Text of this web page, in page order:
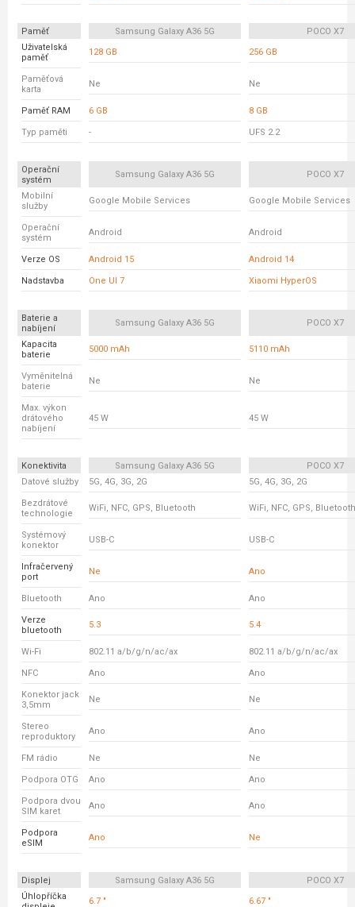
Paměť Samsung Galaxy A36 5G
POCO X7
Uživatelská
paměť
128 GB 256 GB
Paměťová
karta
Ne Ne
Paměť RAM 6 GB 8 GB
Typ paměti - UFS 2.2
Operační
systém
Samsung Galaxy A36 5G POCO X7
Mobilní
služby
Google Mobile Services Google Mobile Services
Operační
systém
Android Android
Verze OS Android 15 Android 14
Nadstavba One UI 7 Xiaomi HyperOS
Baterie a
nabíjení
Samsung Galaxy A36 5G POCO X7
Kapacita
baterie
5000 mAh 5110 mAh
Vyměnitelná
baterie
Ne Ne
Max. výkon
drátového
nabíjení
45 W 45 W
Konektivita Samsung Galaxy A36 5G
POCO X7
Datové služby
5G, 4G, 3G, 2G 5G, 4G, 3G, 2G
Bezdrátové
technologie
WiFi, NFC, GPS, Bluetooth WiFi, NFC, GPS, Bluetooth
Systémový
konektor
USB-C USB-C
Infračervený
port
Ne Ano
Bluetooth Ano Ano
Verze
bluetooth
5.3 5.4
Wi-Fi 802.11 a/b/g/n/ac/ax 802.11 a/b/g/n/ac/ax
NFC Ano Ano
Konektor jack
3,5mm
Ne Ne
Stereo
reproduktory
Ano Ano
FM rádio Ne Ne
Podpora OTG Ano Ano
Podpora dvou
SIM karet
Ano Ano
Podpora
eSIM
Ano Ne
Displej Samsung Galaxy A36 5G
POCO X7
Úhlopříčka
6.7 " 6.67 "